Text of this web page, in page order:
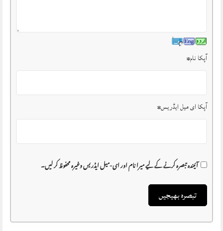
آپکا نام*
آپکا ای میل ایڈریس*
آئیندہ تبصرہ کرنے کے لیے میرا نام اور ای-میل ایڈریس وغیرہ محفوظ کر لیں۔